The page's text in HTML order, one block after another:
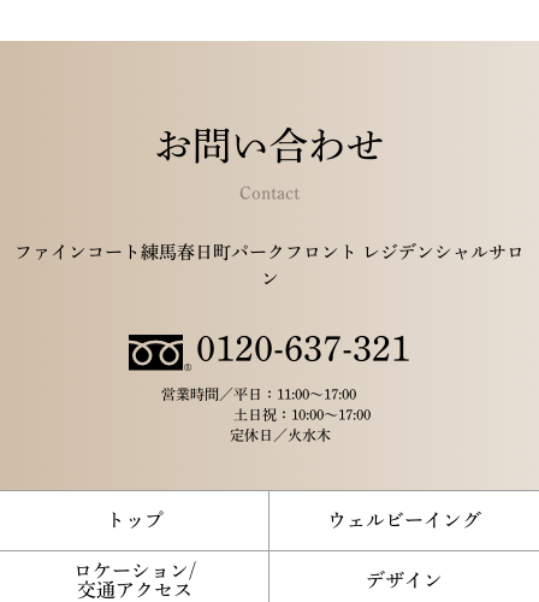
お問い合わせ
Contact
ファインコート練馬春日町パークフロント レジデンシャルサロ
ン
0120-637-321
営業時間／平日：11:00～17:00
土日祝：10:00～17:00
定休日／火水木
トップ ウェルビーイング
ロケーション/
交通アクセス
デザイン